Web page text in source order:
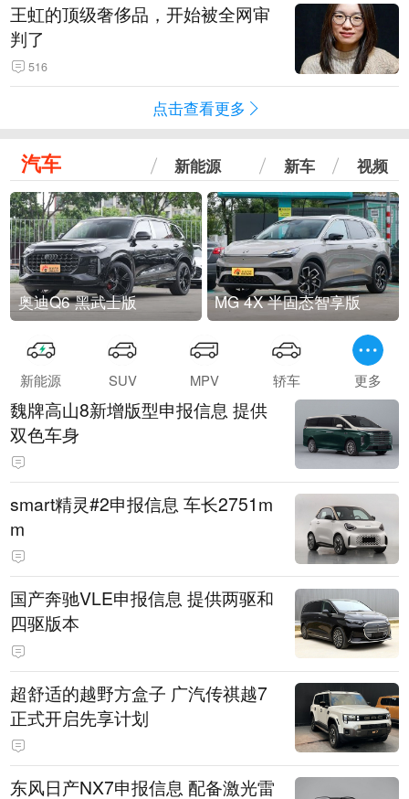
王虹的顶级奢侈品，开始被全网审
判了
516
点击查看更多
汽车 新能源 新车 视频
奥迪Q6 黑武士版 MG 4X 半固态智享版
新能源 SUV MPV 轿车 更多
魏牌高山8新增版型申报信息 提供
双色车身
smart精灵#2申报信息 车长2751m
m
国产奔驰VLE申报信息 提供两驱和
四驱版本
超舒适的越野方盒子 广汽传祺越7
正式开启先享计划
东风日产NX7申报信息 配备激光雷